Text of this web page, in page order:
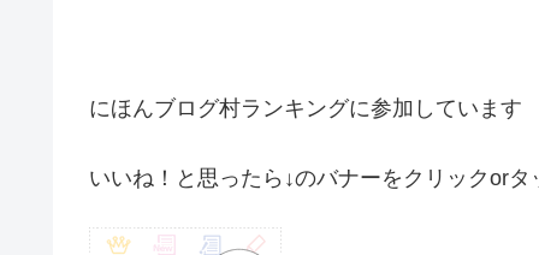
にほんブログ村ランキングに参加しています
いいね！と思ったら↓のバナーをクリックorタ